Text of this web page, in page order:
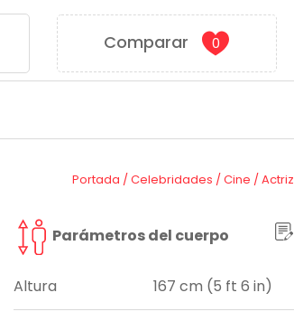
Comparar 0
Portada /Celebridades /Cine /Actriz
Parámetros del cuerpo
Altura 167 cm (5 ft 6 in)